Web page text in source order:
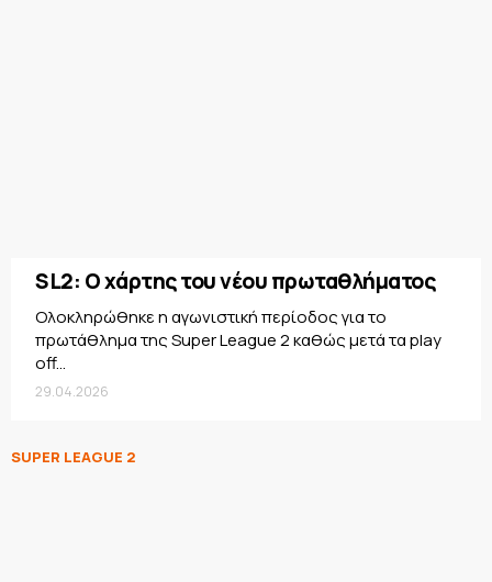
SL2: Ο χάρτης του νέου πρωταθλήματος
Oλοκληρώθηκε η αγωνιστική περίοδος για το
πρωτάθλημα της Super League 2 καθώς μετά τα play
off...
29.04.2026
SUPER LEAGUE 2